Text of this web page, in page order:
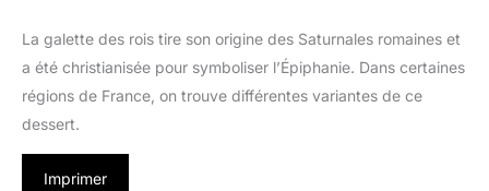
La galette des rois tire son origine des Saturnales romaines et
a été christianisée pour symboliser l’Épiphanie. Dans certaines
régions de France, on trouve différentes variantes de ce
dessert.
Imprimer